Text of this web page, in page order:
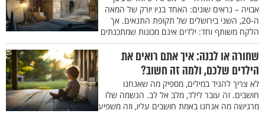
אבויה – נראים שונים: האחד בניו יורק של המאה
ה-20, השני בירושלים של תקופת התנאים. אך
הלקח משותף וחד: ילדים אינם מכונות שמתכנתים
שחורה או לבנה: איך אתם רואים את
הילדים שלכם, ולמה זה חשוב?
לא צריך להגיד במילים, מספיק מה שאנחנו
חושבים. זה עובר לילד, מלב אל לב. הנשמה שלו
מרגישה מה אנחנו באמת חושבים עליו, וזה משפיע